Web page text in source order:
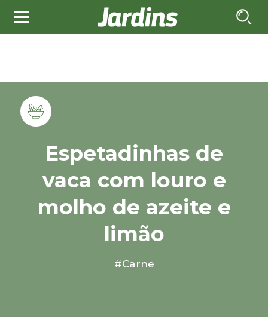
Espetadinhas de
vaca com louro e
molho de azeite e
limão
#Carne